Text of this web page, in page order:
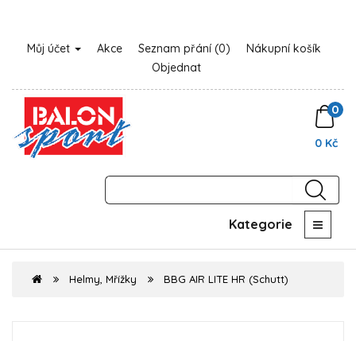
Můj účet Akce Seznam přání (0)
Nákupní košík
Objednat
0
0 Kč
Kategorie
Helmy, Mřížky BBG AIR LITE HR (Schutt)